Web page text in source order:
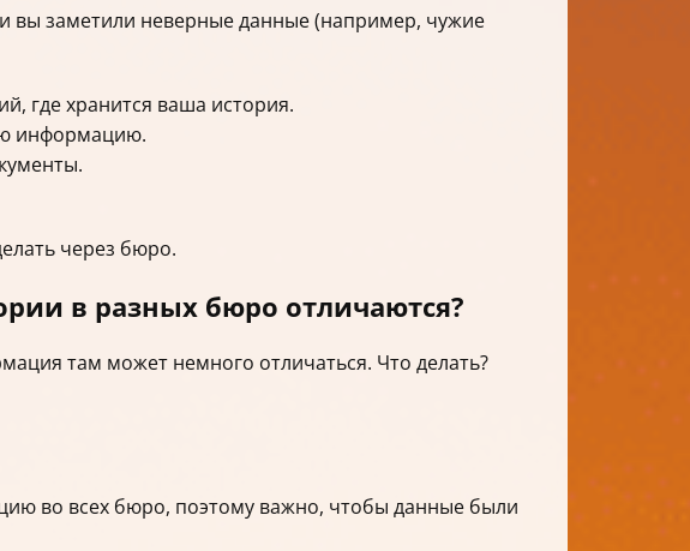
вы заметили неверные данные (например, чужие
где хранится ваша история.
информацию.
через бюро.
в разных бюро отличаются?
там может немного отличаться. Что делать?
во всех бюро, поэтому важно, чтобы данные были